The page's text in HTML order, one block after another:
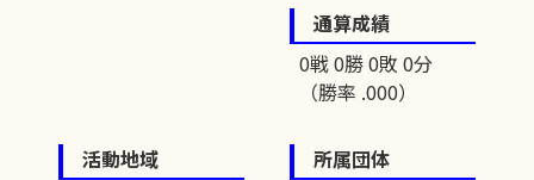
通算成績
0戦 0勝 0敗 0分
（勝率 .000）
活動地域
所属団体